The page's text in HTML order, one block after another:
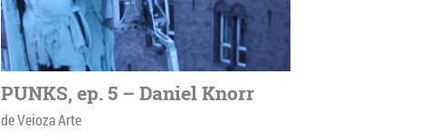
PUNKS, ep. 5 – Daniel Knorr
de Veioza Arte